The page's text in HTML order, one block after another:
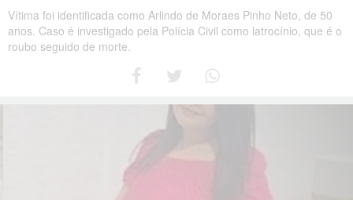
Vítima foi identificada como Arlindo de Moraes Pinho Neto, de 50
anos. Caso é investigado pela Polícia Civil como latrocínio, que é o
roubo seguido de morte.